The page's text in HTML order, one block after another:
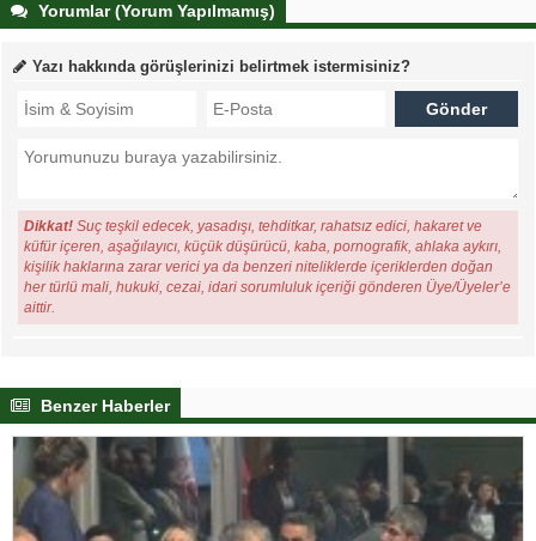
Yorumlar (Yorum Yapılmamış)
Yazı hakkında görüşlerinizi belirtmek istermisiniz?
Dikkat! Suç teşkil edecek, yasadışı, tehditkar, rahatsız edici, hakaret ve
küfür içeren, aşağılayıcı, küçük düşürücü, kaba, pornografik, ahlaka aykırı,
kişilik haklarına zarar verici ya da benzeri niteliklerde içeriklerden doğan
her türlü mali, hukuki, cezai, idari sorumluluk içeriği gönderen Üye/Üyeler’e
aittir.
Benzer Haberler